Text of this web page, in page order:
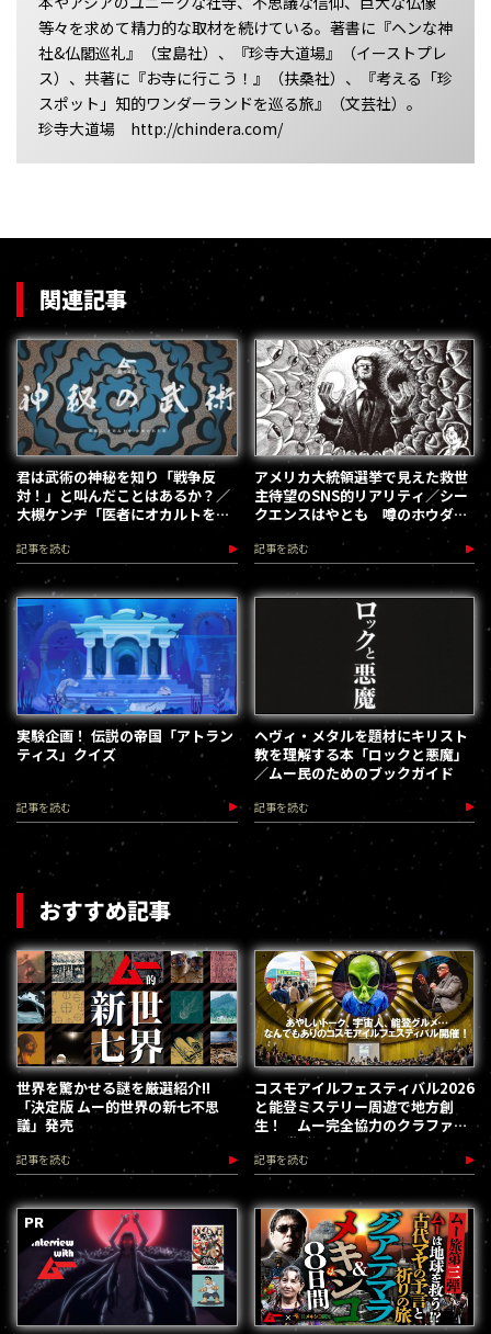
等々を求めて精力的な取材を続けている。著書に『ヘンな神
社&仏閣巡礼』（宝島社）、『珍寺大道場』（イーストプレ
ス）、共著に『お寺に行こう！』（扶桑社）、『考える「珍
スポット」知的ワンダーランドを巡る旅』（文芸社）。
珍寺大道場 http://chindera.com/
関連記事
君は武術の神秘を知り「戦争反
対！」と叫んだことはあるか？／
大槻ケンヂ「医者にオカルトを止
められた男」
記事を読む
アメリカ大統領選挙で見えた救世
主待望のSNS的リアリティ／シー
クエンスはやとも 噂のホウダ
記事を読む
実験企画！ 伝説の帝国「アトラン
ティス」クイズ
記事を読む
ヘヴィ・メタルを題材にキリスト
教を理解する本「ロックと悪魔」
／ムー民のためのブックガイド
記事を読む
おすすめ記事
世界を驚かせる謎を厳選紹介!!
「決定版 ムー的世界の新七不思
議」発売
記事を読む
コスモアイルフェスティバル2026
と能登ミステリー周遊で地方創
生！ ムー完全協力のクラファン
第３弾が始動
記事を読む